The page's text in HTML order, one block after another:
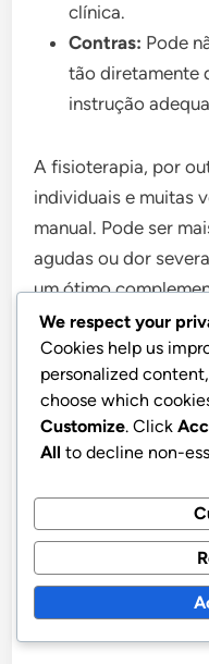
clínica.
Contras: Pode
tão diretamente
instrução
A fisioterapia, por
individuais e muitas
manual. Pode ser
agudas ou dor
um ótimo
prevenção contínuas.
Eficácia do
a quiropraxia
pescoço, mas
A quiropraxia foca
aliviar a dor e
Pilates enfatiza o
dos músculos ao
We respect your
Cookies help us
personalized
choose which
Customize. Click
All to decline non-